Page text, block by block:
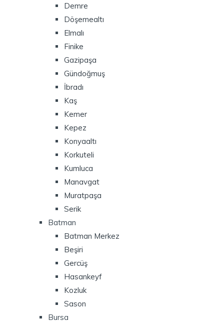
Demre
Döşemealtı
Elmalı
Finike
Gazipaşa
Gündoğmuş
İbradı
Kaş
Kemer
Kepez
Konyaaltı
Korkuteli
Kumluca
Manavgat
Muratpaşa
Serik
Batman
Batman Merkez
Beşiri
Gercüş
Hasankeyf
Kozluk
Sason
Bursa